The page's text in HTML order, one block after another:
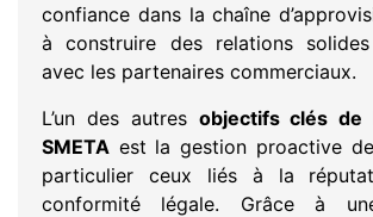
confiance dans la chaîne
à construire des relations
avec les partenaires commerciaux.
L’un des autres objectifs clés de
SMETA est la gestion proactive
particulier ceux liés à la
conformité légale. Grâce à